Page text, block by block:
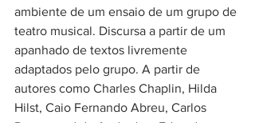
ambiente de um ensaio de um grupo de
teatro musical. Discursa a partir de um
apanhado de textos livremente
adaptados pelo grupo. A partir de
autores como Charles Chaplin, Hilda
Hilst, Caio Fernando Abreu, Carlos